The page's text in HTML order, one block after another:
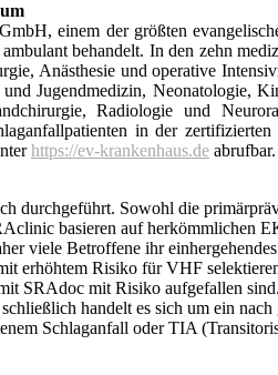
einem der größten
behandelt. In den zehn
Anästhesie und operative
Jugendmedizin, Neonatologie,
Radio­logie und
in der
https://ev-krankenhaus.de abrufbar.
durchgeführt. Sowohl die
basieren auf
viele Betroffene ihr
erhöhtem Risiko für VHF
SRAdoc mit Risiko aufgefallen
handelt es sich um ein
Schlag­anfall oder TIA